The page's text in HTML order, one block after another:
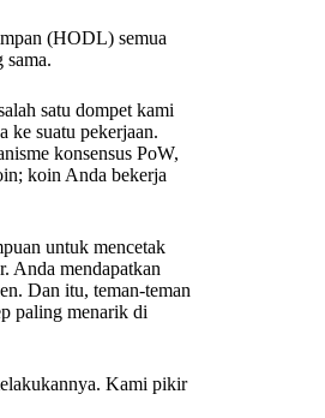
(HODL) semua
sama.
satu dompet kami
ke suatu pekerjaan.
konsensus PoW,
koin Anda bekerja
untuk mencetak
Anda mendapatkan
Dan itu, teman-teman
paling menarik di
Kami pikir